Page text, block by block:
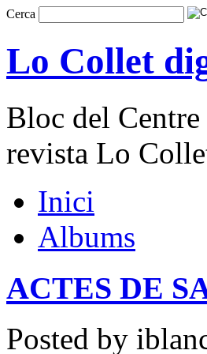
Cerca
Lo Collet
Bloc del
revista Lo
Inici
Albums
ACTES DE
Posted by